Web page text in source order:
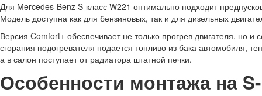
Для Mercedes-Benz S-класс W221 оптимально подходит
Модель доступна как для бензиновых, так и для дизельных
Версия Comfort+ обеспечивает не только прогрев двигателя, но
сгорания подогревателя подается топливо из бака автомобиля,
а в салон поступает от радиатора штатной печки.
Особенности монтажа на